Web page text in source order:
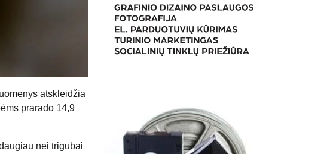
atskleidžia
prarado 14,9
nei trigubai